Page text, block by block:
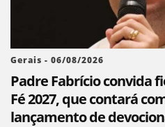
Gerais - 06/08/2026
Padre Fabrício convida
Fé 2027, que contará
lançamento de